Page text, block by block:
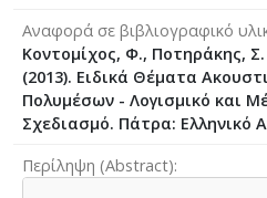
Αναφορά σε βιβλιογραφικό
Κοντομίχος, Φ., Ποτηράκης,
(2013). Ειδικά Θέματα
Πολυμέσων - Λογισμικό και
Σχεδιασμό. Πάτρα: Ελληνικό
Περίληψη (Abstract)